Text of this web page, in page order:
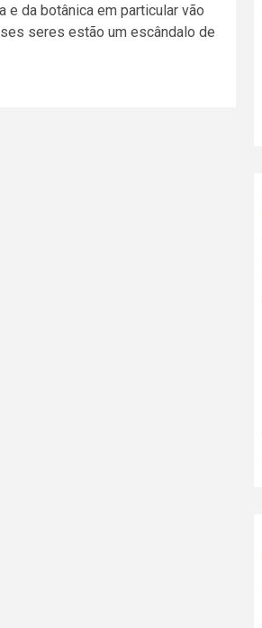
e da botânica em particular vão
seres estão um escândalo de